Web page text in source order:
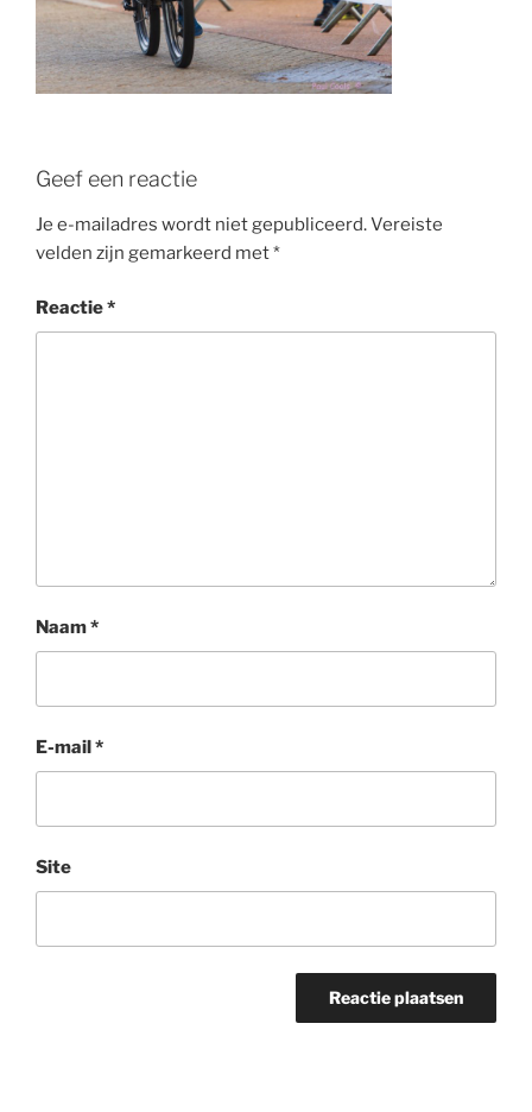
Geef een reactie
Je e-mailadres wordt niet gepubliceerd.Vereiste
velden zijn gemarkeerd met*
Reactie*
Naam*
E-mail*
Site